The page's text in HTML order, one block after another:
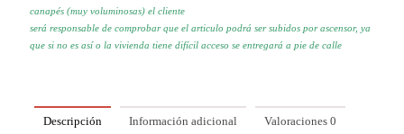
canapés (muy voluminosas) el cliente
será responsable de comprobar que el articulo podrá ser subidos porascensor, ya
que si no es así o la vivienda tiene difícil acceso se entregará a pie de calle
Descripción Información adicional Valoraciones 0